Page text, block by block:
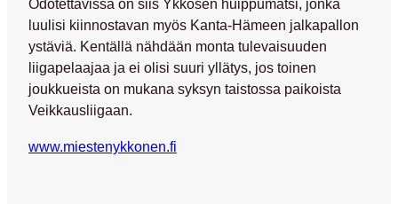
Odotettavissa on siis Ykkösen huippumatsi, jonka
luulisi kiinnostavan myös Kanta-Hämeen jalkapallon
ystäviä. Kentällä nähdään monta tulevaisuuden
liigapelaajaa ja ei olisi suuri yllätys, jos toinen
joukkueista on mukana syksyn taistossa paikoista
Veikkausliigaan.
www.miestenykkonen.fi